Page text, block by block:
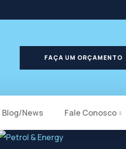
FAÇA UM ORÇAMENTO
Blog/News Fale Conosco